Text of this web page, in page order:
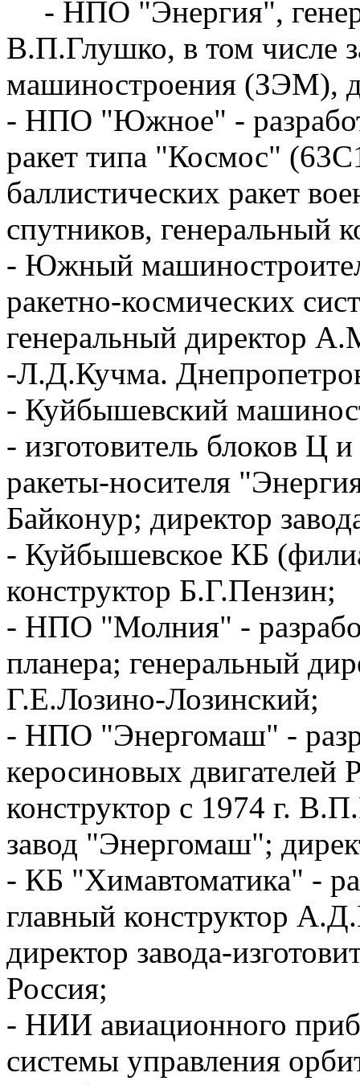
- НПО "Энергия",
В.П.Глушко, в том числе
машиностроения (ЗЭМ),
- НПО "Южное" -
ракет типа "Космос"
баллистических ракет
спутников, генеральный
- Южный
ракетно-космических
генеральный директор
-Л.Д.Кучма.
- Куйбышевский
- изготовитель блоков Ц и
ракеты-носителя
Байконур; директор
- Куйбышевское КБ
конструктор Б.Г.Пензин;
- НПО "Молния" -
планера; генеральный
Г.Е.Лозино-Лозинский;
- НПО "Энергомаш" -
керосиновых двигателей
конструктор с 1974 г.
завод "Энергомаш";
- КБ "Химавтоматика" -
главный конструктор
директор завода-
Россия;
- НИИ авиационного
системы управления